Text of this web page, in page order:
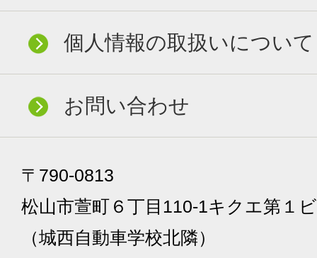
個人情報の取扱いについて
お問い合わせ
〒790-0813
松山市萱町６丁目110-1キクエ第１
（城西自動車学校北隣）